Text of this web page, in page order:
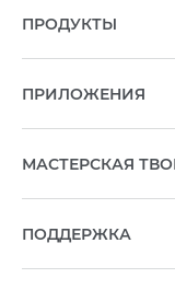
ПРОДУКТЫ
ПРИЛОЖЕНИЯ
МАСТЕРСКАЯ
ПОДДЕРЖКА